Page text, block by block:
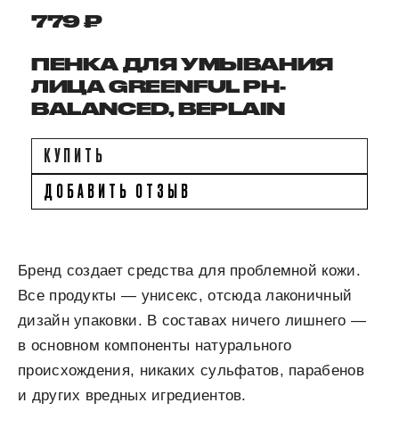
779 ₽
ПЕНКА ДЛЯ УМЫВАНИЯ
ЛИЦА GREENFUL PH-
BALANCED, BEPLAIN
КУПИТЬ
ДОБАВИТЬ ОТЗЫВ
Бренд создает средства для проблемной кожи.
Все продукты — унисекс, отсюда лаконичный
дизайн упаковки. В составах ничего лишнего —
в основном компоненты натурального
происхождения, никаких сульфатов, парабенов
и других вредных игредиентов.